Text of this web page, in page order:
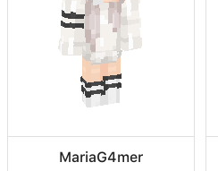
MariaG4mer